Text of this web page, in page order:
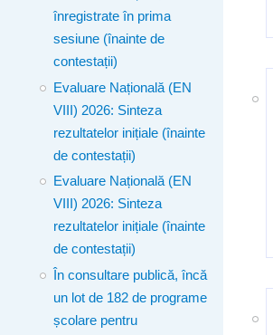
înregistrate în prima
sesiune (înainte de
contestații)
Evaluare Națională (EN
VIII) 2026: Sinteza
rezultatelor inițiale (înainte
de contestații)
Evaluare Națională (EN
VIII) 2026: Sinteza
rezultatelor inițiale (înainte
de contestații)
În consultare publică, încă
un lot de 182 de programe
școlare pentru